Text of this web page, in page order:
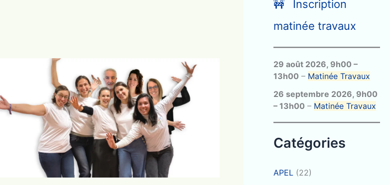
r
c
h
e
r
🚧 Inscription
matinée travaux
29 août 2026, 9h00 –
13h00 – Matinée Travaux
26 septembre 2026, 9h00
– 13h00 – Matinée Travaux
Catégories
APEL (22)